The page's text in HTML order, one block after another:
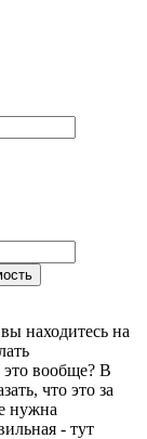
находитесь на
вообще? В
что это за
нужна
- тут